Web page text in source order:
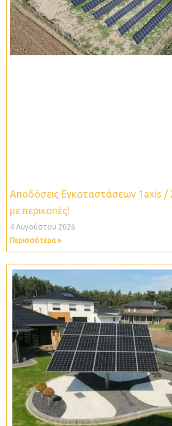
Αποδόσεις Εγκαταστάσεων 1axis /
με περικοπές!
4 Αυγούστου 2026
Περισσότερα »